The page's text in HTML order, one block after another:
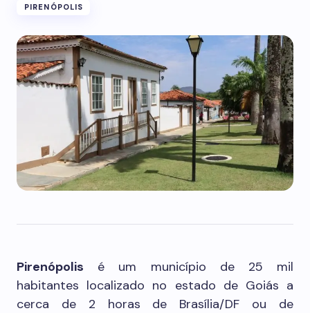
PIRENÓPOLIS
Pirenópolis é um município de 25 mil
habitantes localizado no estado de Goiás a
cerca de 2 horas de Brasília/DF ou de